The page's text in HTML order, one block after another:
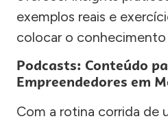
exemplos reais e
colocar o conhecimento
Podcasts: Conteúdo
Empreendedores em
Com a rotina corrida de